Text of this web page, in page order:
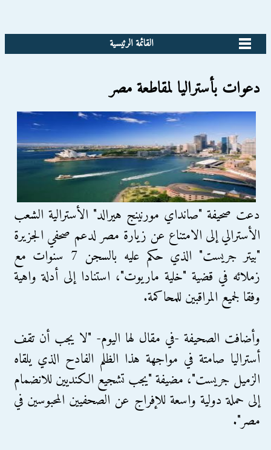
القائمة الرئيسية
دعوات بأستراليا لمقاطعة مصر
دعت صحيفة "صانداي مورنينج هيرالد" الأسترالية الشعب
الأسترالي إلى الامتناع عن زيارة مصر لدعم صحفي الجزيرة
"بيتر جريست" الذي حكم عليه بالسجن 7 سنوات مع
زملائه في قضية "خلية ماريوت"، استنادا إلى أدلة واهية
وفقا لجميع المراقبين للمحاكمة.
وأضافت الصحيفة -في مقال لها اليوم- "لا يجب أن تقف
أستراليا صامتة في مواجهة هذا الظلم الفادح الذي يلقاه
الزميل جريست"، مضيفة "يجب تشجيع الكنديين للانضمام
إلى حملة دولية واسعة للإفراج عن الصحفيين المحبوسين في
مصر".